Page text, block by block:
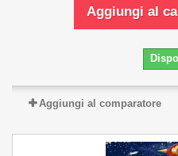
Aggiungi al
Aggiungi al comparatore